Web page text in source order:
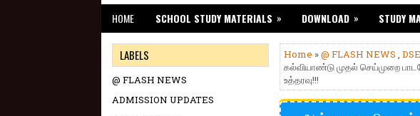
HOME SCHOOL STUDY MATERIALS » DOWNLOAD » STUDY
Home »@ FLASH NEWS ,
கல்வியாண்டு முதல் செய்முறை
உத்தரவு!!!
LABELS
@ FLASH NEWS
ADMISSION UPDATES